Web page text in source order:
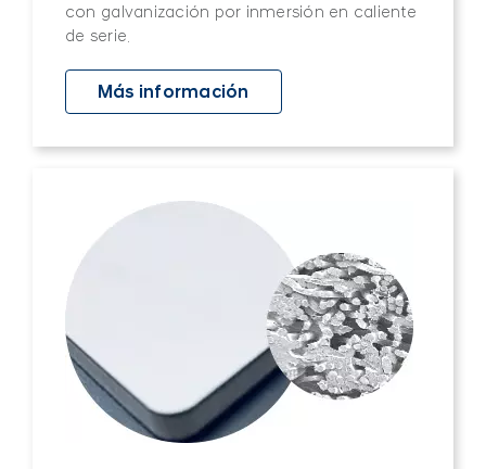
con galvanización por inmersión en caliente
de serie.
Más información